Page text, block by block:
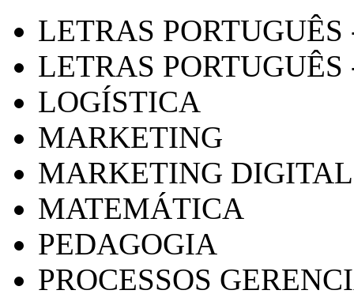
LETRAS
LETRAS PORTUGUÊS
LOGÍSTICA
MARKETING
MARKETING DIGITAL
MATEMÁTICA
PEDAGOGIA
PROCESSOS